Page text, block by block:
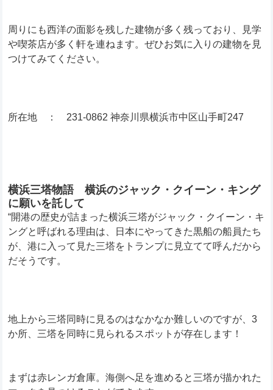
周りにも西洋の面影を残した建物が多く残っており、見学
や喫茶店が多く軒を連ねます。ぜひお気に入りの建物を見
つけてみてください。
所在地 ： 231-0862 神奈川県横浜市中区山手町247
横浜三塔物語 横浜のジャック・クイーン・キング
に願いを託して
“開港の歴史が詰まった横浜三塔がジャック・クイーン・キ
ングと呼ばれる理由は、日本にやってきた黒船の船員たち
が、港に入って見た三塔をトランプに見立てて呼んだから
だそうです。
地上から三塔同時に見るのはなかなか難しいのですが、3
か所、三塔を同時に見られるスポットが存在します！
まずは赤レンガ倉庫。海側へ足を進めると三塔が描かれた